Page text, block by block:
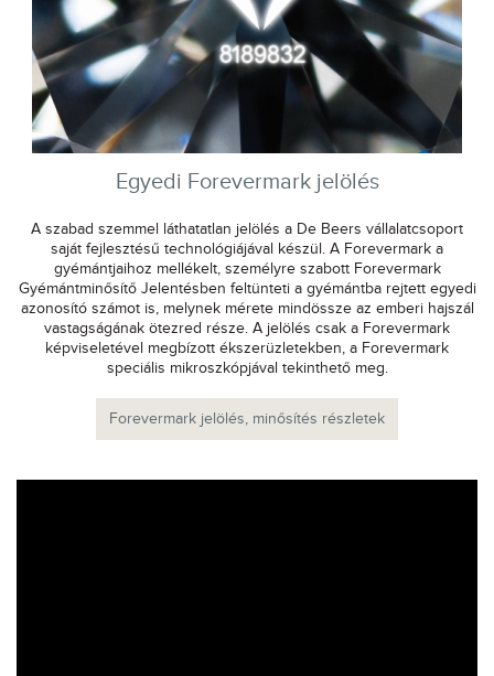
Egyedi Forevermark jelölés
A szabad szemmel láthatatlan jelölés a De Beers vállalatcsoport
saját fejlesztésű technológiájával készül. A Forevermark a
gyémántjaihoz mellékelt, személyre szabott Forevermark
Gyémántminősítő Jelentésben feltünteti a gyémántba rejtett egyedi
azonosító számot is, melynek mérete mindössze az emberi hajszál
vastagságának ötezred része. A jelölés csak a Forevermark
képviseletével megbízott ékszerüzletekben, a Forevermark
speciális mikroszkópjával tekinthető meg.
Forevermark jelölés, minősítés részletek